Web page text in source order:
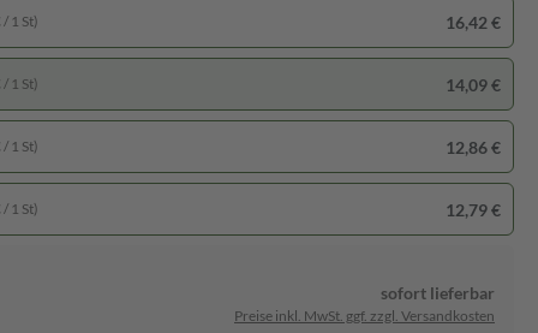
1 St) 16,42 €
1 St) 14,09 €
1 St) 12,86 €
1 St) 12,79 €
sofort lieferbar
Preise inkl. MwSt. ggf. zzgl. Versandkosten